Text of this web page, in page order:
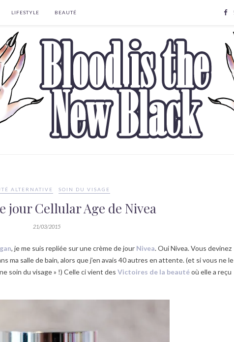
LIFESTYLE BEAUTÉ
ALTERNATIVE SOIN DU VISAGE
jour Cellular Age de Nivea
21/03/2015
, je me suis repliée sur une crème de jour Nivea. Oui Nivea. Vous devinez
ma salle de bain, alors que j’en avais 40 autres en attente. (et si vous ne le
soin du visage » !) Celle ci vient des Victoires de la beautéoù elle a reçu